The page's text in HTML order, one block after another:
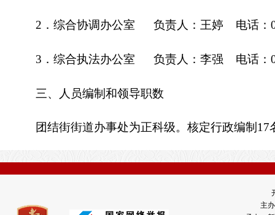
2 ． 综合协调办公室 负责人：王婷 电话：
3 ． 综合执法办公室 负责人：李强 电话：
三、人员编制和领导职数
团结街街道办事处为正科级。核定行政编制
主